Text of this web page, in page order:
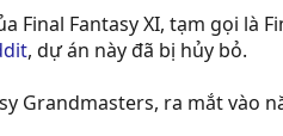
Fantasy XI, tạm gọi là
, dự án này đã bị hủy bỏ.
Grandmasters, ra mắt vào